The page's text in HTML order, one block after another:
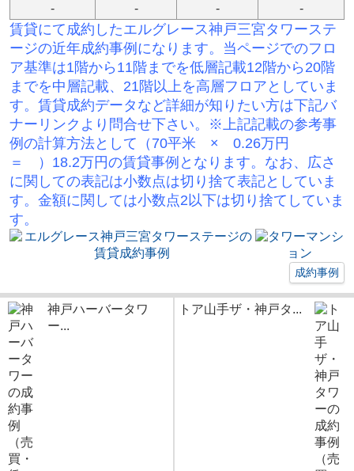
-
- - -
賃貸にて成約したエルグレース神戸三宮タワーステ
ージの近年成約事例になります。当ページでのフロ
ア基準は1階から11階までを低層記載12階から20階
までを中層記載、21階以上を高層フロアとしていま
す。賃貸成約データなど詳細が知りたい方は下記バ
ナーリンクより問合せ下さい。※ 上記記載の参考事
例の計算方法として（70平米 × 0.26万円
＝ ）18.2万円の賃貸事例となります。なお、広さ
に関しての表記は小数点は切り捨て表記としていま
す。金額に関しては小数点2以下は切り捨てしていま
す。
成約事例
神戸ハーバータワ
ー...
トア山手ザ・神戸タ...